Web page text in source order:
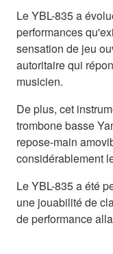
Le YBL-835 a
performances
sensation de jeu
autoritaire qui
musicien.
De plus, cet
trombone basse
repose-main
considérablement
Le YBL-835 a été
une jouabilité de
de performance